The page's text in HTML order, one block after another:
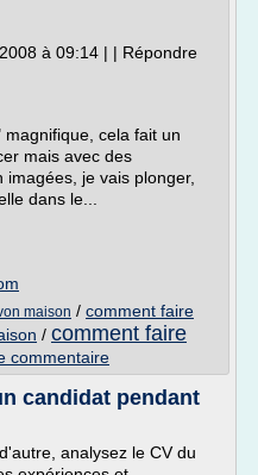
à 09:14 | | Répondre
cela fait un
mais avec des
je vais plonger,
dans le...
maison / comment faire
/ comment faire
commentaire
candidat pendant
analysez le CV du